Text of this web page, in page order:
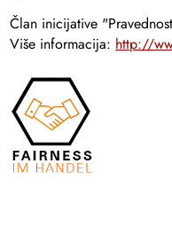
Član inicijative
Više informacija: http://